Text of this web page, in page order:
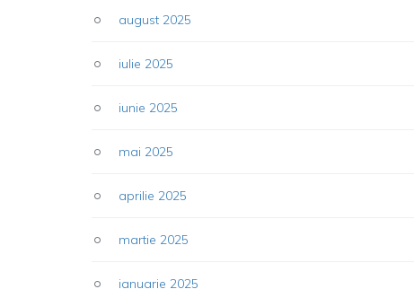
august 2025
iulie 2025
iunie 2025
mai 2025
aprilie 2025
martie 2025
ianuarie 2025